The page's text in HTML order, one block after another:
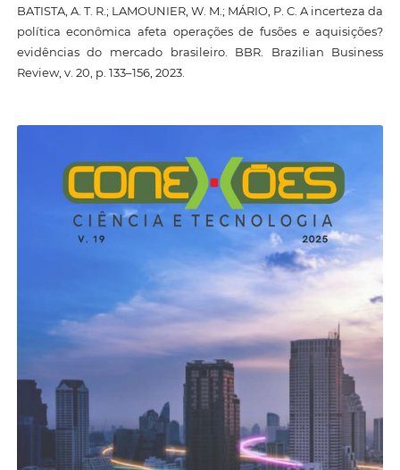
BATISTA, A. T. R.; LAMOUNIER, W. M.; MÁRIO, P. C. A incerteza da
política econômica afeta operações de fusões e aquisições?
evidências do mercado brasileiro. BBR. Brazilian Business
Review, v. 20, p. 133–156, 2023.